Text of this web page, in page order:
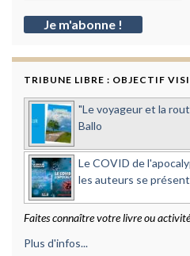
TRIBUNE LIBRE : OBJECTIF
"Le voyageur et la
Ballo
Le COVID de
les auteurs se
Faites connaître votre livre ou activité
Plus d'infos...